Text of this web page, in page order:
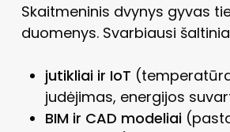
Skaitmeninis dvynys gyvas
duomenys. Svarbiausi
jutikliai ir IoT
judėjimas, energijos
BIM ir CAD modeliai